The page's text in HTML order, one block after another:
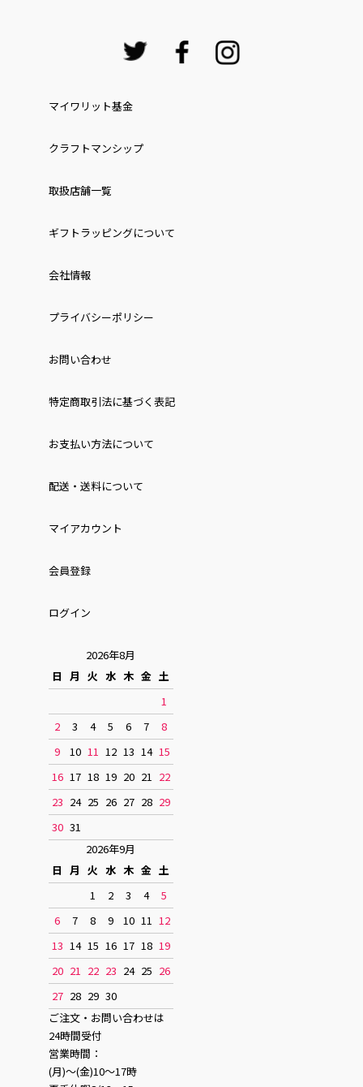
マイワリット基金
クラフトマンシップ
取扱店舗一覧
ギフトラッピングについて
会社情報
プライバシーポリシー
お問い合わせ
特定商取引法に基づく表記
お⽀払い⽅法について
配送・送料について
マイアカウント
会員登録
ログイン
2026年8月
日 月 火 水 木 金 土
1
2
3 4 5 6 7
8
9
10 11 12 13 14 15
16 17 18 19 20 21 22
23 24 25 26 27 28 29
30 31
2026年9月
日 月 火 水 木 金 土
1
2 3 4
5
6
7 8 9 10 11 12
13 14 15 16 17 18 19
20 21 22 23 24 25 26
27 28 29 30
ご注文・お問い合わせは
24時間受付
営業時間：
(月)〜(金)10〜17時